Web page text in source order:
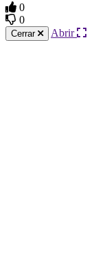
0
0
Cerrar Abrir